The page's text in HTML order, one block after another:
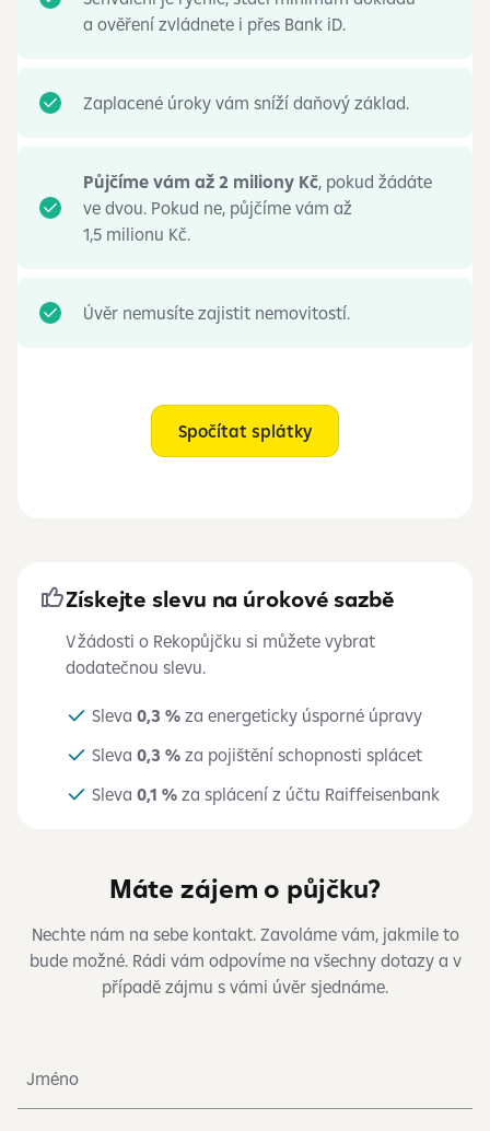
a ověření zvládnete i přes Bank iD.
Zaplacené úroky vám sníží daňový základ.
Půjčíme vám až 2 miliony Kč, pokud žádáte
ve dvou. Pokud ne, půjčíme vám až
1,5 milionu Kč.
Úvěr nemusíte zajistit nemovitostí.
Spočítat splátky
Získejte slevu na úrokové sazbě
V žádosti o Rekopůjčku si můžete vybrat
dodatečnou slevu.
Sleva 0,3 % za energeticky úsporné úpravy
Sleva 0,3 % za pojištění schopnosti splácet
Sleva 0,1 % za splácení z účtu Raiffeisenbank
Máte zájem o půjčku?
Nechte nám na sebe kontakt. Zavoláme vám, jakmile to
bude možné. Rádi vám odpovíme na všechny dotazy a v
případě zájmu s vámi úvěr sjednáme.
Jméno